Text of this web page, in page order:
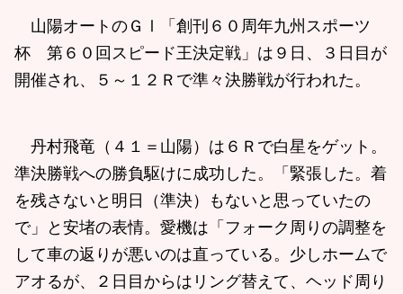
山陽オートのＧⅠ「創刊６０周年九州スポーツ
杯 第６０回スピード王決定戦」は９日、３日目が
開催され、５～１２Ｒで準々決勝戦が行われた。
丹村飛竜（４１＝山陽）は６Ｒで白星をゲット。
準決勝戦への勝負駆けに成功した。「緊張した。着
を残さないと明日（準決）もないと思っていたの
で」と安堵の表情。愛機は「フォーク周りの調整を
して車の返りが悪いのは直っている。少しホームで
アオるが、２日目からはリング替えて、ヘッド周り